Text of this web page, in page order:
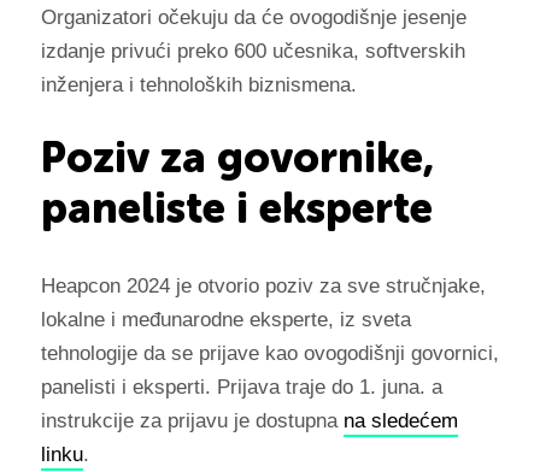
Organizatori očekuju da će ovogodišnje jesenje
izdanje privući preko 600 učesnika, softverskih
inženjera i tehnoloških biznismena.
Poziv za govornike,
paneliste i eksperte
Heapcon 2024 je otvorio poziv za sve stručnjake,
lokalne i međunarodne eksperte, iz sveta
tehnologije da se prijave kao ovogodišnji govornici,
panelisti i eksperti. Prijava traje do 1. juna. a
instrukcije za prijavu je dostupna na sledećem
linku.